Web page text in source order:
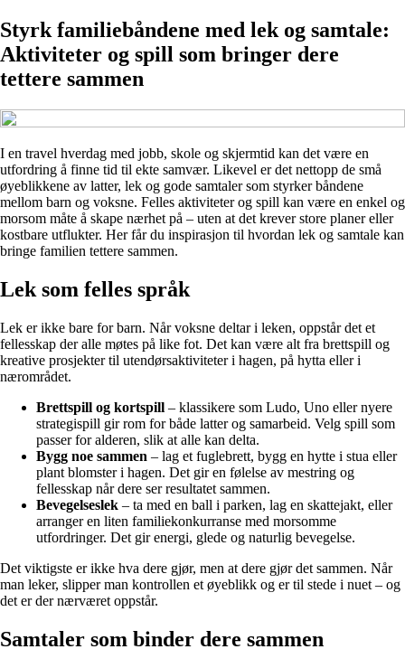
Styrk familiebåndene med lek og samtale:
Aktiviteter og spill som bringer dere
tettere sammen
I en travel hverdag med jobb, skole og skjermtid kan det være en
utfordring å finne tid til ekte samvær. Likevel er det nettopp de små
øyeblikkene av latter, lek og gode samtaler som styrker båndene
mellom barn og voksne. Felles aktiviteter og spill kan være en enkel og
morsom måte å skape nærhet på – uten at det krever store planer eller
kostbare utflukter. Her får du inspirasjon til hvordan lek og samtale kan
bringe familien tettere sammen.
Lek som felles språk
Lek er ikke bare for barn. Når voksne deltar i leken, oppstår det et
fellesskap der alle møtes på like fot. Det kan være alt fra brettspill og
kreative prosjekter til utendørsaktiviteter i hagen, på hytta eller i
nærområdet.
Brettspill og kortspill – klassikere som Ludo, Uno eller nyere
strategispill gir rom for både latter og samarbeid. Velg spill som
passer for alderen, slik at alle kan delta.
Bygg noe sammen – lag et fuglebrett, bygg en hytte i stua eller
plant blomster i hagen. Det gir en følelse av mestring og
fellesskap når dere ser resultatet sammen.
Bevegelseslek – ta med en ball i parken, lag en skattejakt, eller
arranger en liten familiekonkurranse med morsomme
utfordringer. Det gir energi, glede og naturlig bevegelse.
Det viktigste er ikke hva dere gjør, men at dere gjør det sammen. Når
man leker, slipper man kontrollen et øyeblikk og er til stede i nuet – og
det er der nærværet oppstår.
Samtaler som binder dere sammen